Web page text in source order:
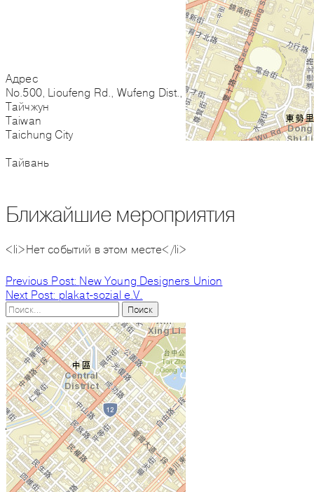
Адрес
No.500, Lioufeng Rd., Wufeng Dist.,
Тайчжун
Taiwan
Taichung City
Тайвань
Ближайшие мероприятия
<li>Нет событий в этом месте</li>
Навигация
по
записям
Previous Post: New Young Designers Union
Next Post: plakat-sozial e.V.
Найти:
Свежие записи
Запуск новой версии сайта
Свежие комментарии
Архивы
Май 2019
Рубрики